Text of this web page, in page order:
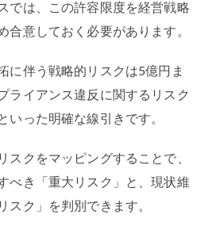
では、この許容限度を経営戦略
合意しておく必要があります。
に伴う戦略的リスクは5億円ま
ライアンス違反に関するリスク
いった明確な線引きです。
スクをマッピングすることで、
べき「重大リスク」と、現状維
スク」を判別できます。